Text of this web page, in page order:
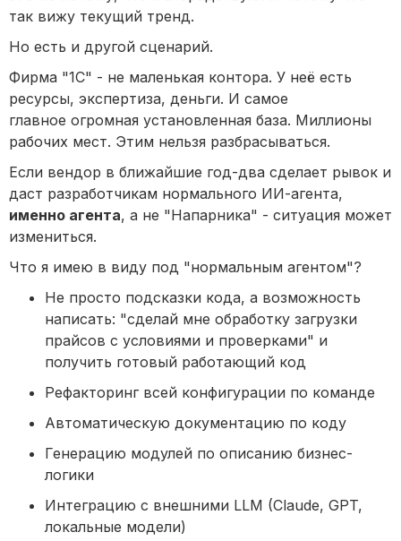
так вижу текущий тренд.
Но есть и другой сценарий.
Фирма "1С" - не маленькая контора. У неё есть
ресурсы, экспертиза, деньги. И самое
главное огромная установленная база. Миллионы
рабочих мест. Этим нельзя разбрасываться.
Если вендор в ближайшие год-два сделает рывок и
даст разработчикам нормального ИИ-агента,
именно агента, а не "Напарника" - ситуация может
измениться.
Что я имею в виду под "нормальным агентом"?
Не просто подсказки кода, а возможность
написать: "сделай мне обработку загрузки
прайсов с условиями и проверками" и
получить готовый работающий код
Рефакторинг всей конфигурации по команде
Автоматическую документацию по коду
Генерацию модулей по описанию бизнес-
логики
Интеграцию с внешними LLM (Claude, GPT,
локальные модели)